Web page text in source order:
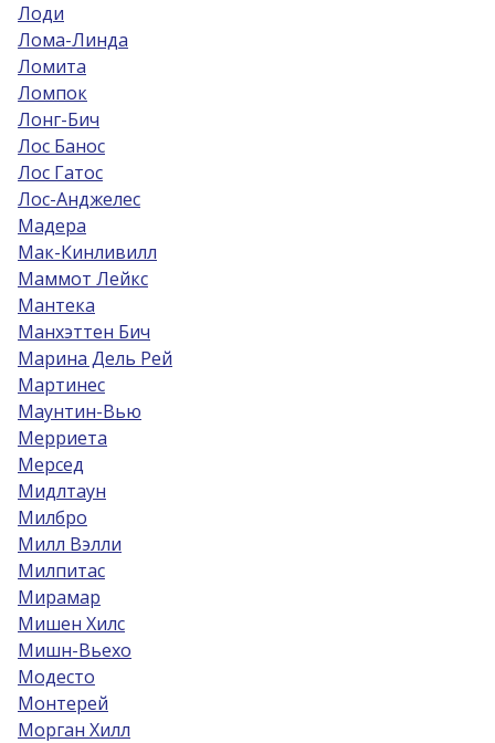
Лоди
Лома-Линда
Ломита
Ломпок
Лонг-Бич
Лос Банос
Лос Гатос
Лос-Анджелес
Мадера
Мак-Кинливилл
Маммот Лейкс
Мантека
Манхэттен Бич
Марина Дель Рей
Мартинес
Маунтин-Вью
Мерриета
Мерсед
Мидлтаун
Милбро
Милл Вэлли
Милпитас
Мирамар
Мишен Хилс
Мишн-Вьехо
Модесто
Монтерей
Морган Хилл